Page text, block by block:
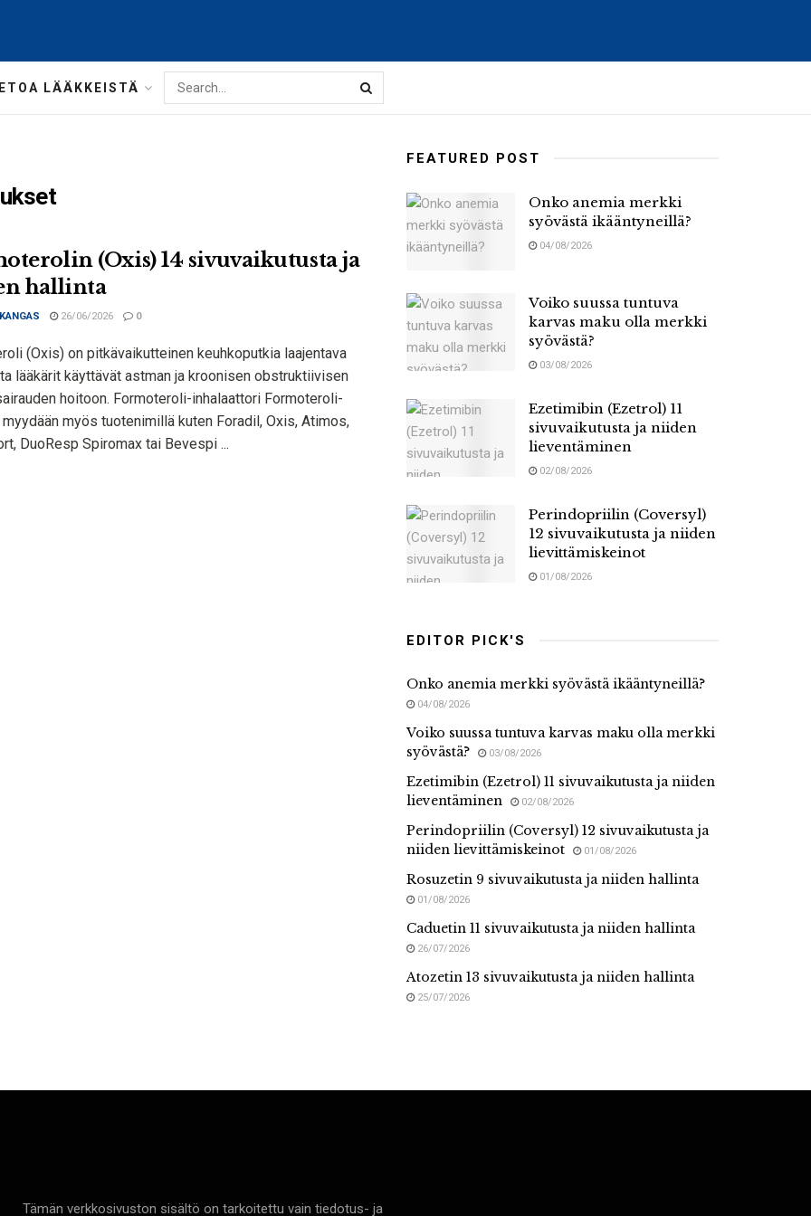
LÄÄKKEISTÄ
(Oxis) 14 sivuvaikutusta ja
hallinta
26/06/2026 0
(Oxis) on pitkävaikutteinen keuhkoputkia laajentava
lääkärit käyttävät astman ja kroonisen obstruktiivisen
hoitoon. Formoteroli-inhalaattori Formoteroli-
myös tuotenimillä kuten Foradil, Oxis, Atimos,
DuoResp Spiromax tai Bevespi ...
FEATURED POST
Onko anemia merkki
syövästä ikääntyneillä?
04/08/2026
Voiko suussa tuntuva
karvas maku olla merkki
syövästä?
03/08/2026
Ezetimibin (Ezetrol) 11
sivuvaikutusta ja niiden
lieventäminen
02/08/2026
Perindopriilin (Coversyl)
12 sivuvaikutusta ja niiden
lievittämiskeinot
01/08/2026
EDITOR PICK'S
Onko anemia merkki syövästä ikääntyneillä?
04/08/2026
Voiko suussa tuntuva karvas maku olla merkki
syövästä?
03/08/2026
Ezetimibin (Ezetrol) 11 sivuvaikutusta ja niiden
lieventäminen
02/08/2026
Perindopriilin (Coversyl) 12 sivuvaikutusta ja
niiden lievittämiskeinot
01/08/2026
Rosuzetin 9 sivuvaikutusta ja niiden hallinta
01/08/2026
Caduetin 11 sivuvaikutusta ja niiden hallinta
26/07/2026
Atozetin 13 sivuvaikutusta ja niiden hallinta
25/07/2026
Tämän verkkosivuston sisältö on tarkoitettu vain tiedotus- ja